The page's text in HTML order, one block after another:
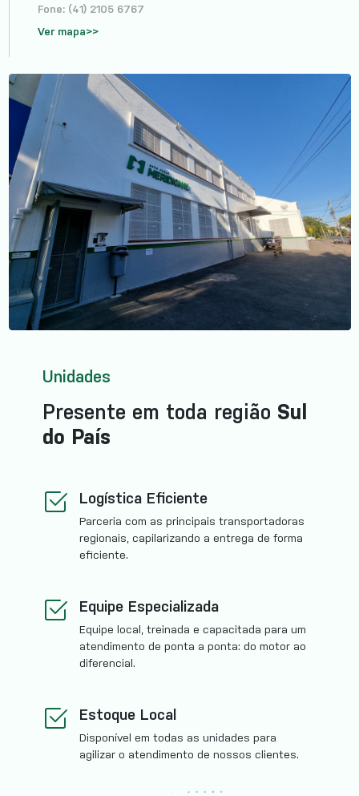
Fone: (41) 2105 6767
Ver mapa>>
Unidades
Presente em toda região Sul
do País
Logística Eficiente
Parceria com as principais transportadoras
regionais, capilarizando a entrega de forma
eficiente.
Equipe Especializada
Equipe local, treinada e capacitada para um
atendimento de ponta a ponta: do motor ao
diferencial.
Estoque Local
Disponível em todas as unidades para
agilizar o atendimento de nossos clientes.